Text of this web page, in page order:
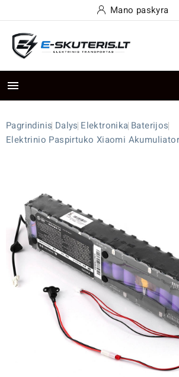
Mano paskyra

Pagrindinis Dalys Elektronika Baterijos
Elektrinio Paspirtuko Xiaomi